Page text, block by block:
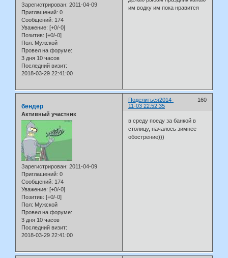
Зарегистрирован: 2011-04-09
Приглашений: 0
Сообщений: 174
Уважение: [+0/-0]
Позитив: [+0/-0]
Пол: Мужской
Провел на форуме:
3 дня 10 часов
Последний визит:
2018-03-29 22:41:00
им водку им пока нравится
Поделиться 160
2014-
11-03 22:52:35
бендер
Активный участник
Зарегистрирован: 2011-04-09
Приглашений: 0
Сообщений: 174
Уважение: [+0/-0]
Позитив: [+0/-0]
Пол: Мужской
Провел на форуме:
3 дня 10 часов
Последний визит:
2018-03-29 22:41:00
в среду поеду за банкой в
столицу, началось зимнее
обострение)))